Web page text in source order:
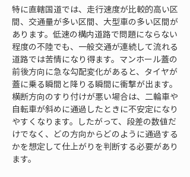
特に直轄国道では、走行速度が比較的高い区
間、交通量が多い区間、大型車の多い区間が
あります。低速の構内道路で問題にならない
程度の不陸でも、一般交通が連続して流れる
道路では苦情になり得ます。マンホール蓋の
前後方向に急な勾配変化があると、タイヤが
蓋に乗る瞬間と降りる瞬間に衝撃が出ます。
横断方向のすり付けが悪い場合は、二輪車や
自転車が斜めに通過したときに不安定になり
やすくなります。したがって、段差の数値だ
けでなく、どの方向からどのように通過する
かを想定して仕上がりを判断する必要があり
ます。